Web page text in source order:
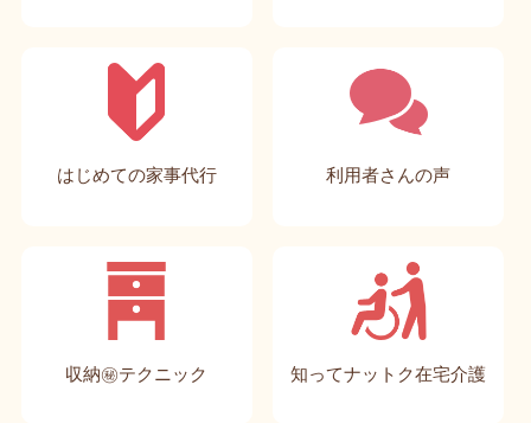
はじめての家事代行 利用者さんの声
収納㊙テクニック 知ってナットク在宅介護